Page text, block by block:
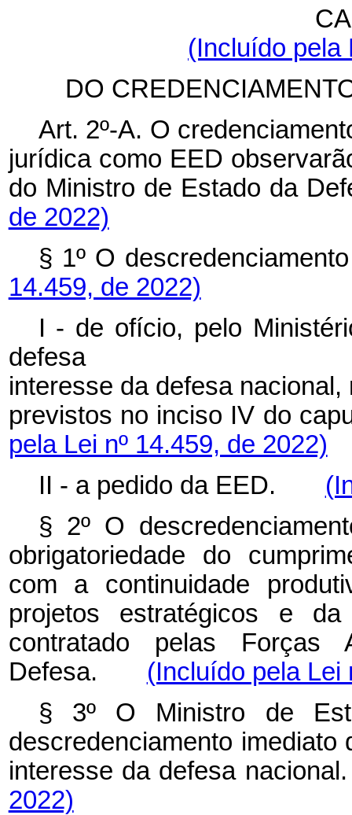
(Incluído pela
DO
Art. 2º-A. O
jurídica como EED
do Ministro de Estado da
de 2022)
§ 1º O
14.459, de 2022)
I - de ofício, pelo
interesse da defesa nacional,
previstos no inciso IV do
pela Lei nº 14.459, de 2022)
II - a pedido da EED.
§ 2º O
obrigatoriedade do
com a continuidade
projetos estratégicos e
contratado pelas Forças
Defesa. (Incluído pela Lei
§ 3º O Ministro de
descredenciamento imediato
interesse da defesa
2022)